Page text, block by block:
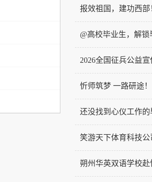
报效祖国，建功西
@高校毕业生，解
2026全国征兵公益
忻师筑梦 一路研途！
还没找到心仪工作
笑游天下体育科技
朔州华英双语学校